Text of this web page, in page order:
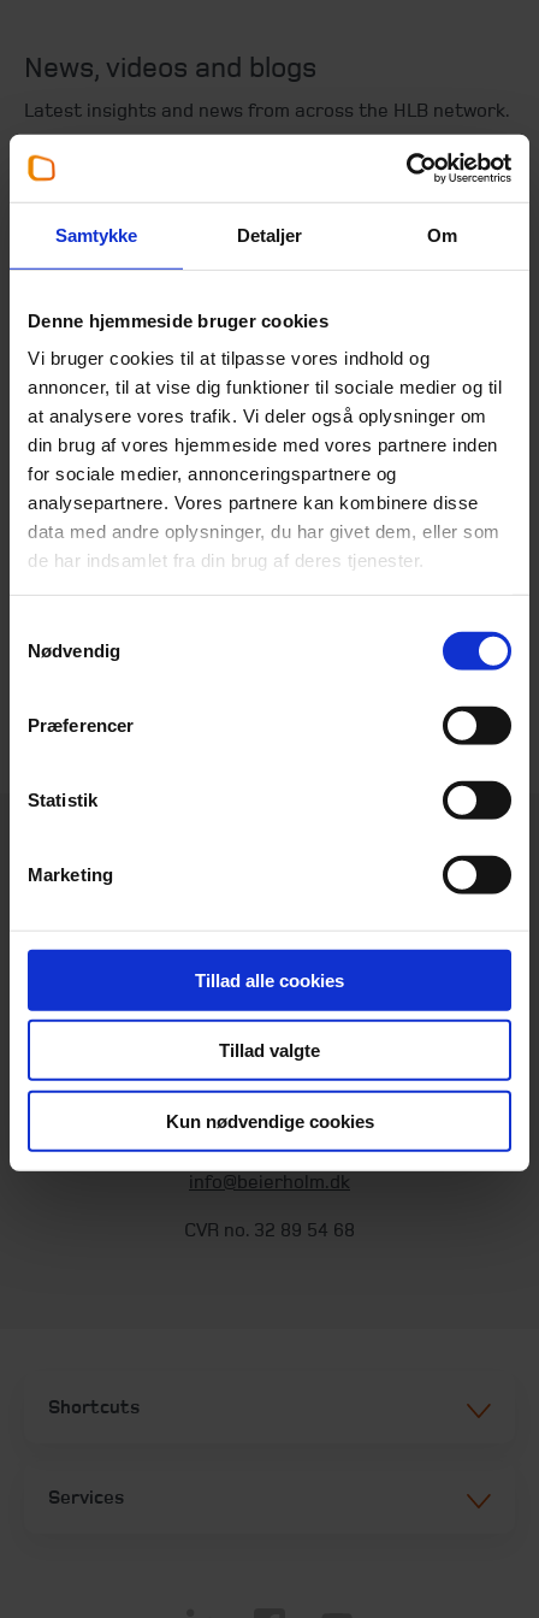
Samtykke Detaljer Om
Denne hjemmeside bruger cookies
Vi bruger cookies til at tilpasse vores indhold og
annoncer, til at vise dig funktioner til sociale medier og til
at analysere vores trafik. Vi deler også oplysninger om
din brug af vores hjemmeside med vores partnere inden
for sociale medier, annonceringspartnere og
analysepartnere. Vores partnere kan kombinere disse
data med andre oplysninger, du har givet dem, eller som
de har indsamlet fra din brug af deres tjenester.
Nødvendig
Præferencer
Statistik
Marketing
Tillad alle cookies
Tillad valgte
Kun nødvendige cookies
News, videos and blogs
Latest insights and news from across the HLB network.
News
Prepare your business for a
sale in today's M&A market
18. October 2025
Many businesses include exit plans so
shareholders can capitalise on the fruits of
the company’s labours. While there are
significant benefits to this, the overall sales
Read more
Beierholm
Langagervej 1
DK-9220 Aalborg Ø
Denmark
T:+45 98 18 72 00
Fax:+45 96 34 79 30
info@beierholm.dk
CVR no. 32 89 54 68
Shortcuts
Services